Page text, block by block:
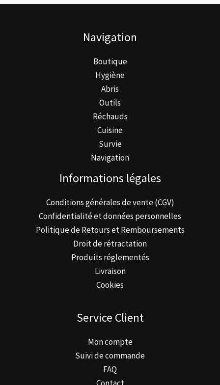
Navigation
Boutique
Hygiène
Abris
Outils
Réchauds
Cuisine
Survie
Navigation
Informations légales
Conditions générales de vente (CGV)
Confidentialité et données personnelles
Politique de Retours et Remboursements
Droit de rétractation
Produits réglementés
Livraison
Cookies
Service Client
Mon compte
Suivi de commande
FAQ
Contact